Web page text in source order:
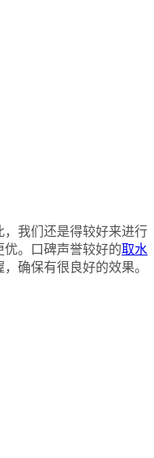
我们还是得较好来进行
。口碑声誉较好的取水
确保有很良好的效果。